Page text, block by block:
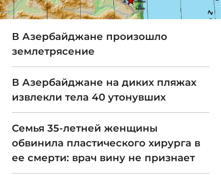
В Азербайджане произошло
землетрясение
В Азербайджане на диких пляжах
извлекли тела 40 утонувших
Семья 35-летней женщины
обвинила пластического хирурга в
ее смерти: врач вину не признает